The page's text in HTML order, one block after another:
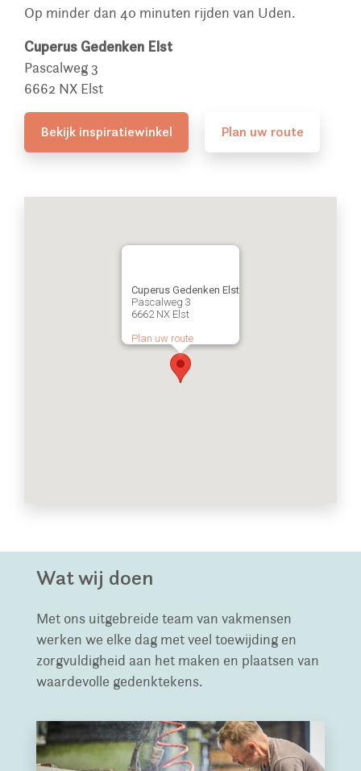
Op minder dan 40 minuten rijden van Uden.
Cuperus Gedenken Elst
Pascalweg 3
6662 NX Elst
Bekijk inspiratiewinkel Plan uw route
Cuperus Gedenken Elst
Pascalweg 3
6662 NX Elst
Plan uw route
Wat wij doen
Met ons uitgebreide team van vakmensen
werken we elke dag met veel toewijding en
zorgvuldigheid aan het maken en plaatsen van
waardevolle gedenktekens.